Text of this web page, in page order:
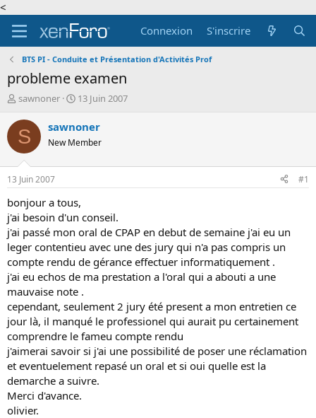
<
Connexion
S'inscrire
BTS PI - Conduite et Présentation d'Activités Prof
probleme examen
A
t
e
r
d
e
l
a
d
i
s
c
u
s
i
o
n
sawnoner
D
t
d
é
b
u
t
13 Juin 2007
S sawnoner
New Member
13 Juin 2007 #1
bonjour a tous,
j'ai besoin d'un conseil.
j'ai passé mon oral de CPAP en debut de semaine j'ai eu un
leger contentieu avec une des jury qui n'a pas compris un
compte rendu de gérance effectuer informatiquement .
j'ai eu echos de ma prestation a l'oral qui a abouti a une
mauvaise note .
cependant, seulement 2 jury été present a mon entretien ce
jour là, il manqué le professionel qui aurait pu certainement
comprendre le fameu compte rendu
j'aimerai savoir si j'ai une possibilité de poser une réclamation
et eventuelement repasé un oral et si oui quelle est la
demarche a suivre.
Merci d'avance.
olivier.